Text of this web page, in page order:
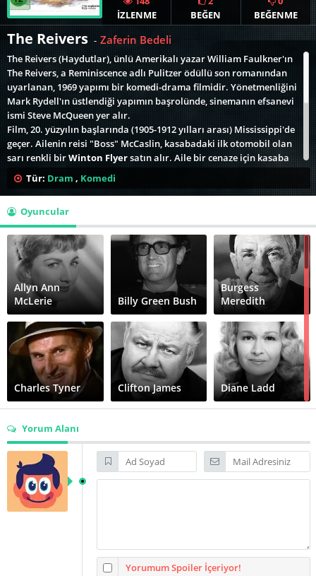
İZLENME
BEĞEN
BEĞENME
The Reivers - Zaferin Bedeli
The Reivers (Haydutlar), ünlü Amerikalı yazar William Faulkner'ın
The Reivers, a Reminiscence adlı Pulitzer ödüllü son romanından
uyarlanan, 1969 yapımı bir komedi-drama filmidir. Yönetmenliğini
Mark Rydell'ın üstlendiği yapımın başrolünde, sinemanın efsanevi
ismi Steve McQueen yer alır.
Film, 20. yüzyılın başlarında (1905-1912 yılları arası) Mississippi'de
geçer. Ailenin reisi "Boss" McCaslin, kasabadaki ilk otomobil olan
sarı renkli birWinton Flyersatın alır. Aile bir cenaze için kasaba
dışına çıktığında, cana yakın ama kuralsız araba sürücüsü Boon
Hogganbeck (Steve McQueen), 11 yaşındaki Lucius (Mitch Vogel) ve
kaçak olarak bagaja saklanan Ned'i (Rupert Crosse) ikna ederek
arabayı "ödünç alır". Üçlü, Memphis'e doğru eğlenceli ve macera
dolu bir yolculuğa çıkar. Yolculukları bir genelev ziyareti, ırkçılık ve
ahlak kavramlarıyla tanışma ve nihayetinde çalınan arabayı geri
almak için girdikleri iddialı bir at yarışı ile şekillenir. Film, küçük
Lucius'un çocukluktan yetişkinliğe adım atma (coming-of-age)
hikayesini anlatır.
Tür: Dram , Komedi
Oyuncular
Allyn Ann
McLerie
Billy Green Bush
Burgess
Meredith
Charles Tyner Clifton James Diane Ladd
Diane Shalet Dub Taylor James Rawley
John McLiam Jon Shank
Yorum Alanı
Yorumum Spoiler İçeriyor!